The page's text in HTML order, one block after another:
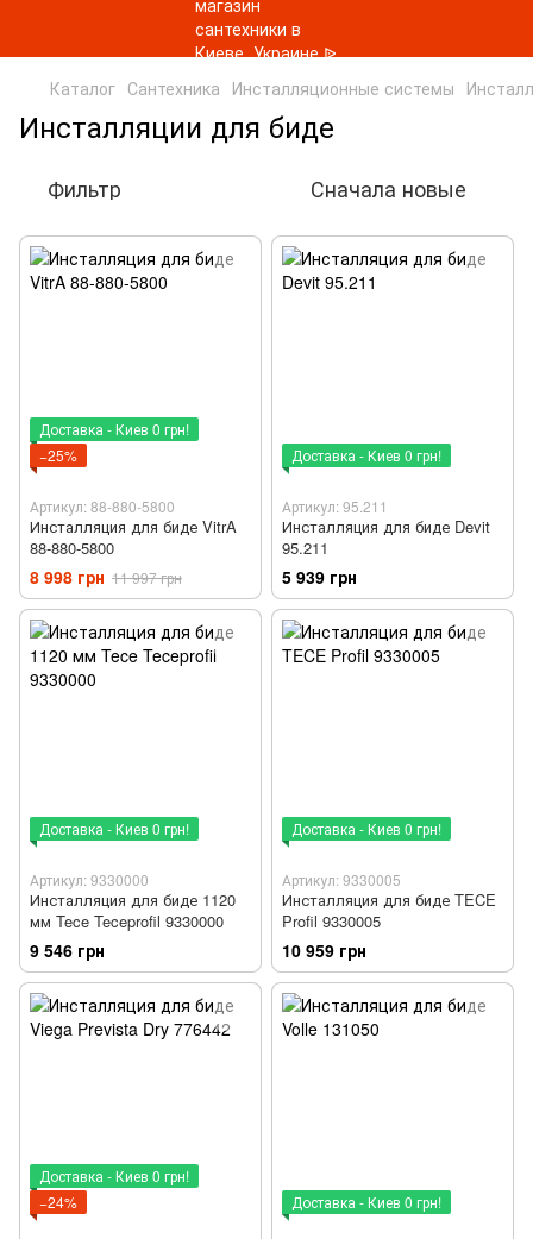
Каталог Сантехника Инсталляционные системы
Инсталляции для биде
Фильтр Сначала новые
Доставка - Киев 0 грн!
−25%
Артикул: 88-880-5800
Инсталляция для биде VitrA
88-880-5800
8 998 грн 11 997 грн
Доставка - Киев 0 грн!
Артикул: 95.211
Инсталляция для биде Devit
95.211
5 939 грн
Доставка - Киев 0 грн!
Артикул: 9330000
Инсталляция для биде 1120
мм Tece Teceprofil 9330000
9 546 грн
Доставка - Киев 0 грн!
Артикул: 9330005
Инсталляция для биде TECE
Profil 9330005
10 959 грн
Доставка - Киев 0 грн!
−24%
Доставка - Киев 0 грн!